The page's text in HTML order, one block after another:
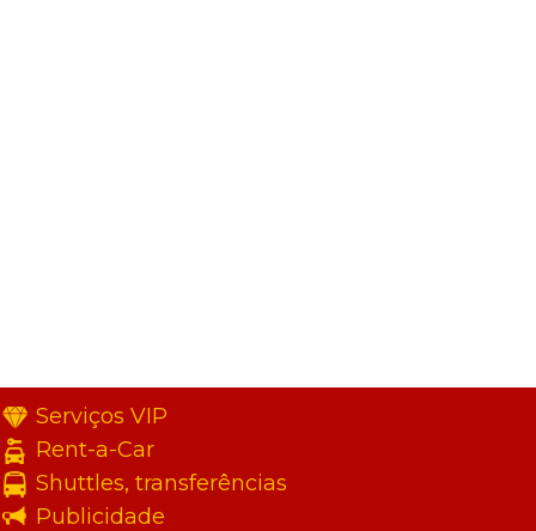
Serviços VIP
Rent-a-Car
Shuttles, transferências
Publicidade